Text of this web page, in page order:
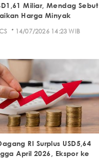
Miliar, Mendag Sebut
Harga Minyak
· 14/07/2026 14:23 WIB
RI Surplus USD5,64
April 2026, Ekspor ke